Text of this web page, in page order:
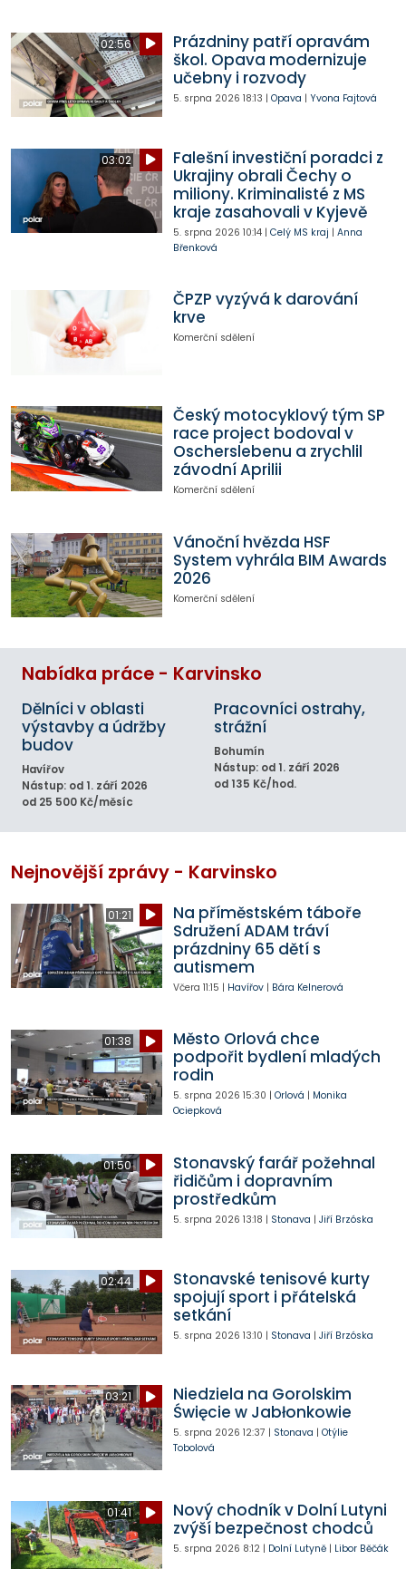
02:56
Prázdniny patří opravám
škol. Opava modernizuje
učebny i rozvody
5. srpna 2026 18:13 | Opava | Yvona Fajtová
03:02
Falešní investiční poradci z
Ukrajiny obrali Čechy o
miliony. Kriminalisté z MS
kraje zasahovali v Kyjevě
5. srpna 2026 10:14| Celý MS kraj | Anna
Břenková
ČPZP vyzývá k darování
krve
Komerční sdělení
Český motocyklový tým SP
race project bodoval v
Oscherslebenu a zrychlil
závodní Aprilii
Komerční sdělení
Vánoční hvězda HSF
System vyhrála BIM Awards
2026
Komerční sdělení
Nabídka práce - Karvinsko
Dělníci v oblasti
výstavby a údržby
budov
Havířov
Nástup: od 1. září 2026
od 25 500 Kč/měsíc
Pracovníci ostrahy,
strážní
Bohumín
Nástup: od 1. září 2026
od 135 Kč/hod.
Nejnovější zprávy - Karvinsko
01:21
Na příměstském táboře
Sdružení ADAM tráví
prázdniny 65 dětí s
autismem
Včera 11:15 | Havířov| Bára Kelnerová
01:38
Město Orlová chce
podpořit bydlení mladých
rodin
5. srpna 2026 15:30 | Orlová | Monika
Ociepková
01:50
Stonavský farář požehnal
řidičům i dopravním
prostředkům
5. srpna 2026 13:18 | Stonava | Jiří Brzóska
02:44
Stonavské tenisové kurty
spojují sport i přátelská
setkání
5. srpna 2026 13:10 | Stonava | Jiří Brzóska
03:21
Niedziela na Gorolskim
Święcie w Jabłonkowie
5. srpna 2026 12:37 | Stonava | Otýlie
Tobolová
01:41
Nový chodník v Dolní Lutyni
zvýší bezpečnost chodců
5. srpna 2026 8:12| Dolní Lutyně| Libor Běčák